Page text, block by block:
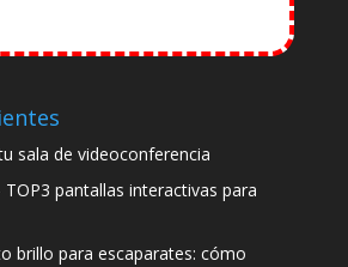
sala de videoconferencia
TOP3 pantallas interactivas para
brillo para escaparates: cómo